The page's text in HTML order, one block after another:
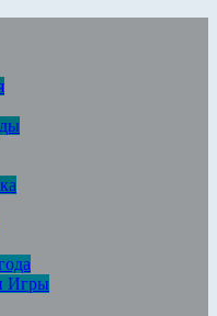
Игры